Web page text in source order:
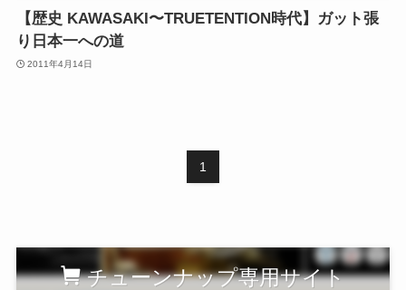
【歴史 KAWASAKI〜TRUETENTION時代】ガット張
り日本一への道
2011年4月14日
1
チューンナップ専用サイト